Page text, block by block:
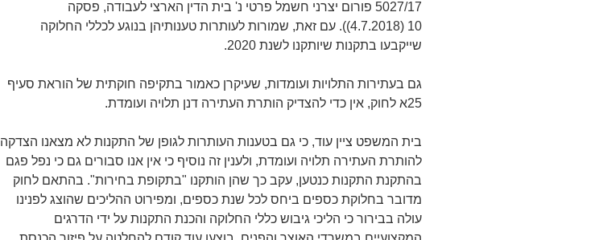
5027/17 פורום יצרני חשמל פרטי נ' בית הדין הארצי לעבודה, פסקה
10 (‏4.7.2018)). עם זאת, שמורות לעותרות טענותיהן בנוגע לכללי החלוקה
שייקבעו בתקנות שיותקנו לשנת 2020.
גם בעתירות התלויות ועומדות, שעיקרן כאמור בתקיפה חוקתית של הוראת סעיף
25א לחוק, אין כדי להצדיק הותרת העתירה דנן תלויה ועומדת.
בית המשפט ציין עוד, כי גם בטענות העותרות לגופן של התקנות לא מצאנו הצדקה
להותרת העתירה תלויה ועומדת, ולענין זה נוסיף כי אין אנו סבורים גם כי נפל פגם
בהתקנת התקנות כנטען, עקב כך שהן הותקנו "בתקופת בחירות". בהתאם לחוק
מדובר בחלוקת כספים ביחס לכל שנת כספים, ומפירוט ההליכים שהוצג לפנינו
עולה בבירור כי הליכי גיבוש כללי החלוקה והכנת התקנות על ידי הדרגים